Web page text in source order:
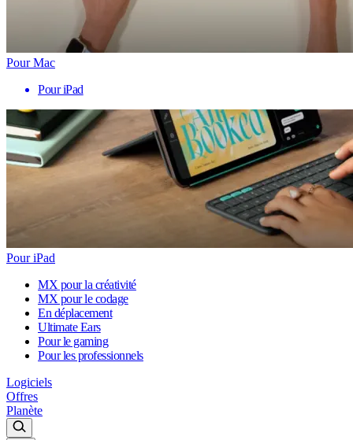
Pour Mac
Pour iPad
Pour iPad
MX pour la créativité
MX pour le codage
En déplacement
Ultimate Ears
Pour le gaming
Pour les professionnels
Logiciels
Offres
Planète